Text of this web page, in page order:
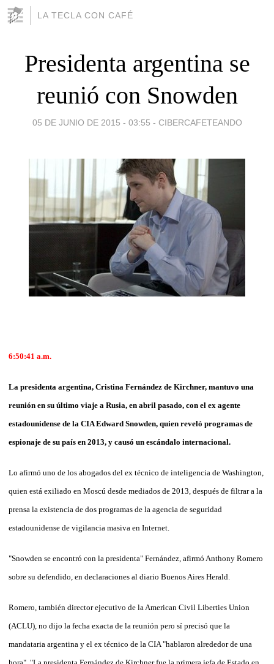
LA TECLA CON CAFÉ
Presidenta argentina se
reunió con Snowden
05 DE JUNIO DE 2015 - 03:55 - CIBERCAFETEANDO
6:50:41 a.m.
La presidenta argentina, Cristina Fernández de Kirchner, mantuvo una
reunión en su último viaje a Rusia, en abril pasado, con el ex agente
estadounidense de la CIA Edward Snowden, quien reveló programas de
espionaje de su país en 2013, y causó un escándalo internacional.
Lo afirmó uno de los abogados del ex técnico de inteligencia de Washington,
quien está exiliado en Moscú desde mediados de 2013, después de filtrar a la
prensa la existencia de dos programas de la agencia de seguridad
estadounidense de vigilancia masiva en Internet.
"Snowden se encontró con la presidenta" Fernández, afirmó Anthony Romero
sobre su defendido, en declaraciones al diario Buenos Aires Herald.
Romero, también director ejecutivo de la American Civil Liberties Union
(ACLU), no dijo la fecha exacta de la reunión pero sí precisó que la
mandataria argentina y el ex técnico de la CIA "hablaron alrededor de una